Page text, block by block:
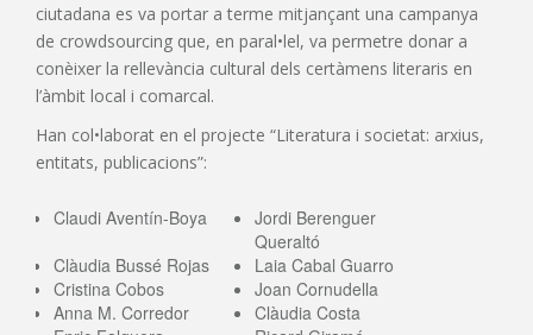
ciutadana es va portar a terme mitjançant una campanya
de crowdsourcing que, en paral•lel, va permetre donar a
conèixer la rellevància cultural dels certàmens literaris en
l’àmbit local i comarcal.
Han col•laborat en el projecte “Literatura i societat: arxius,
entitats, publicacions”:
Claudi Aventín-Boya
Jordi Berenguer
Queraltó
Clàudia Bussé Rojas
Laia Cabal Guarro
Cristina Cobos
Joan Cornudella
Anna M. Corredor
Clàudia Costa